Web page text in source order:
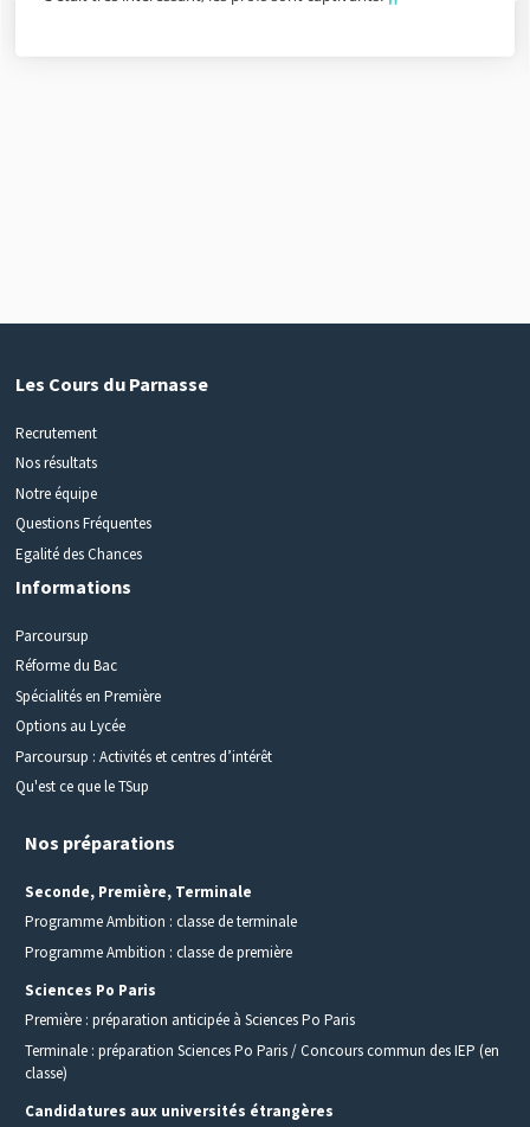
Les Cours du Parnasse
Recrutement
Nos résultats
Notre équipe
Questions Fréquentes
Egalité des Chances
Informations
Parcoursup
Réforme du Bac
Spécialités en Première
Options au Lycée
Parcoursup : Activités et centres d’intérêt
Qu'est ce que le TSup
Nos préparations
Seconde, Première, Terminale
Programme Ambition : classe de terminale
Programme Ambition : classe de première
Sciences Po Paris
Première : préparation anticipée à Sciences Po Paris
Terminale : préparation Sciences Po Paris / Concours commun des IEP (en
classe)
Candidatures aux universités étrangères